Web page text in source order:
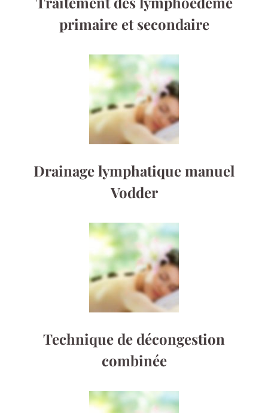
primaire et secondaire
Drainage lymphatique manuel
Vodder
Technique de décongestion
combinée